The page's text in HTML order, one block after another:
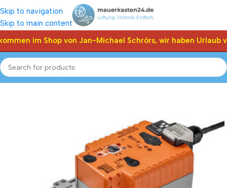
Skip to navigation
Skip to main content
im Shop von Jan-Michael Schrörs, wir haben Urlaub
Start Shop Klappen Stellantriebe, Stellmotor Belimo